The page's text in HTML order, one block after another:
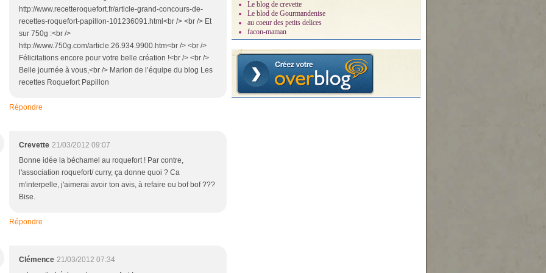
http://www.recetteroquefort.fr/article-grand-concours-de-
recettes-roquefort-papillon-101236091.html<br /> <br /> Et
sur 750g :<br />
http://www.750g.com/article.26.934.9900.htm<br /> <br />
Félicitations encore pour votre belle création !<br /> <br />
Belle journée à vous,<br /> Marion de l’équipe du blog Les
recettes Roquefort Papillon
Répondre
Crevette 21/03/2012 09:07
Bonne idée la béchamel au roquefort ! Par contre,
l'association roquefort/ curry, ça donne quoi ? Ca
m'interpelle, j'aimerai avoir ton avis, à refaire ou bof bof ???
Bise.
Répondre
Clémence 21/03/2012 07:34
Le blog de crevette
Le blod de Gourmandenise
au coeur des petits delices
facon-maman